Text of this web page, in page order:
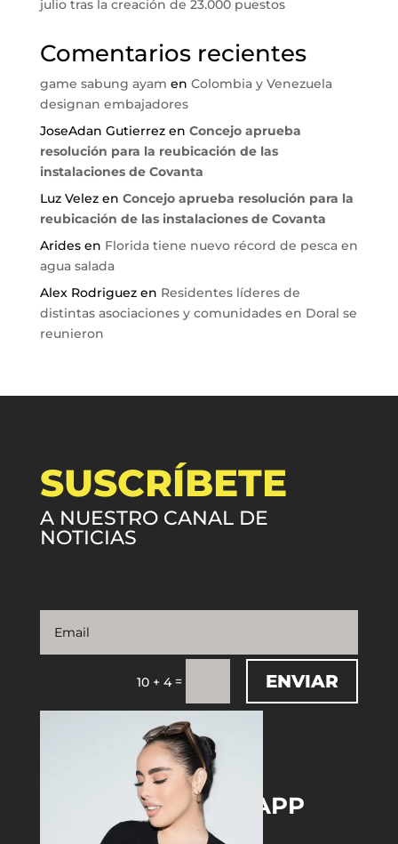
julio tras la creación de 23.000 puestos
Comentarios recientes
game sabung ayam en Colombia y Venezuela
designan embajadores
JoseAdan Gutierrezen Concejo aprueba
resolución para la reubicación de las
instalaciones de Covanta
Luz Velezen Concejo aprueba resolución para la
reubicación de las instalaciones de Covanta
Aridesen Florida tiene nuevo récord de pesca en
agua salada
Alex Rodriguezen Residentes líderes de
distintas asociaciones y comunidades en Doral se
reunieron
SUSCRÍBETE
A NUESTRO CANAL DE
NOTICIAS
10 + 4= ENVIAR
DOWNLOAD THE APP